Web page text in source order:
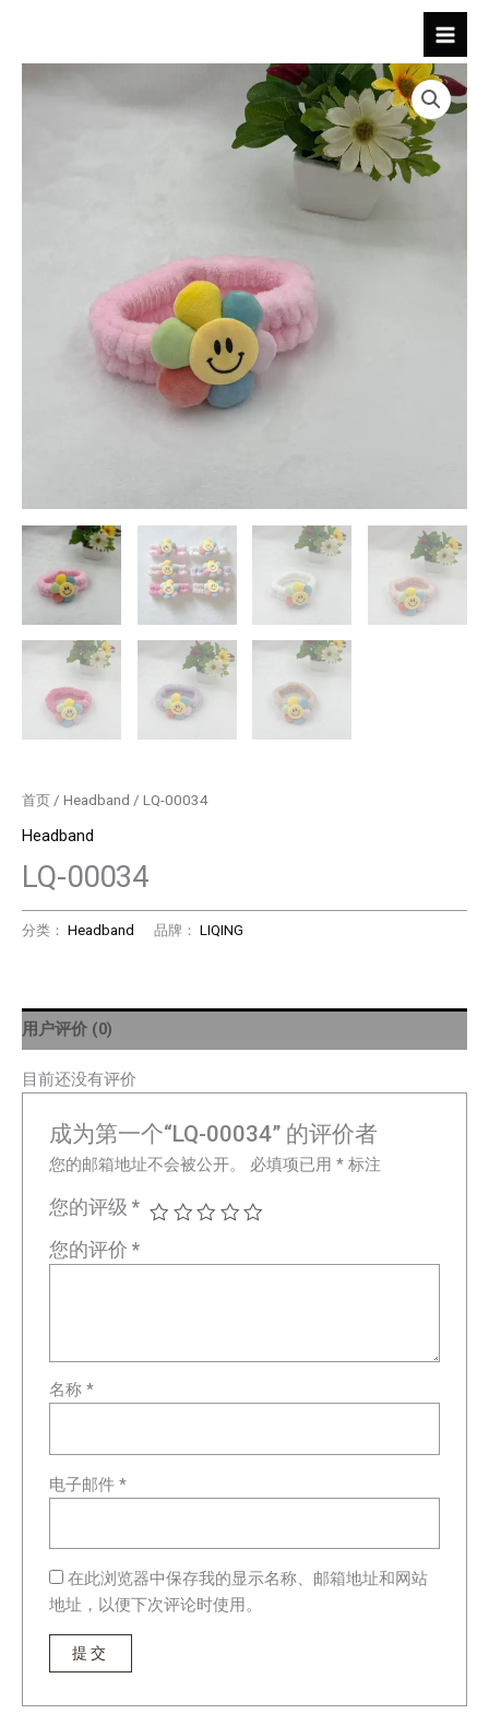
首页 / Headband / LQ-00034
Headband
LQ-00034
分类： Headband 品牌： LIQING
用户评价 (0)
目前还没有评价
成为第一个“LQ-00034” 的评价者
您的邮箱地址不会被公开。 必填项已用* 标注
您的评级*
您的评价*
名称*
电子邮件*
在此浏览器中保存我的显示名称、邮箱地址和网站
地址，以便下次评论时使用。